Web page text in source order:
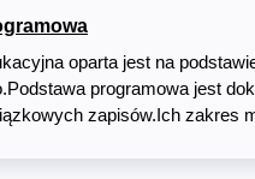
oparta jest na
programowa jest
zapisów.Ich zakres